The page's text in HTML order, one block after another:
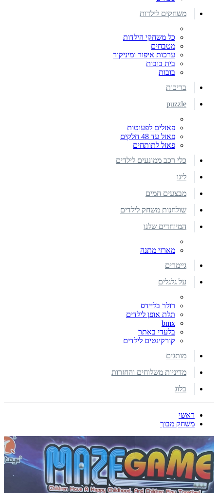
משחקים לילדות
כל משחקי הילדות
מטבחים
ערכות איפור ומיניקור
בית בובות
בובות
בריכות
puzzle
פאזלים לפעוטות
פאזל עד 48 חלקים
פאזל לתותחים
כלי רכב ממונעים לילדים
ליגו
מבצעים חמים
שולחנות משחק לילדים
המיוחדים שלנו
מארזי מתנה
גיימרים
על גלגלים
רולר בליידס
תלת אופן לילדים
bmx
בלעדי באתר
קורקינטים לילדים
מותגים
מדיניות משלוחים והחזרות
בלוג
ראשי
משחק מבוך